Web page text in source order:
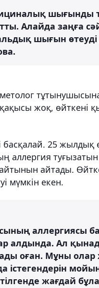
шығынды
Алайда заңға
шығын өтеуді
жоқ, өйткені
басқалай. 25 жылдық
аллергия туғызатын
айтады.
мүмкін екен.
аллергиясы
алдында. Ал
оған. Мұны олар
істегендерін
жағдай